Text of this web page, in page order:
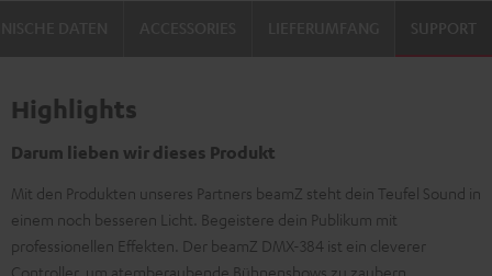
SUPPORT
Highlights
Darum lieben wir dieses Produkt
Mit den Produkten unseres Partners beamZ steht dein Teufel Sound in
einem noch besseren Licht. Begeistere dein Publikum mit
professionellen Effekten. Der beamZ DMX-384 ist ein cleverer
Controller, um atemberaubende Bühnenshows zu zaubern.